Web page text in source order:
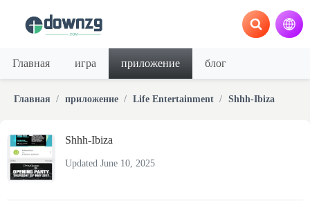
Главная игра приложение блог
Главная приложение Life Entertainment Shhh-Ibiza
Shhh-Ibiza
Updated June 10, 2025